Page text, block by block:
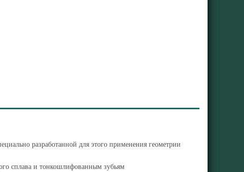
разработанной для этого применения геометрии
сплава и тонкошлифованным зубьям